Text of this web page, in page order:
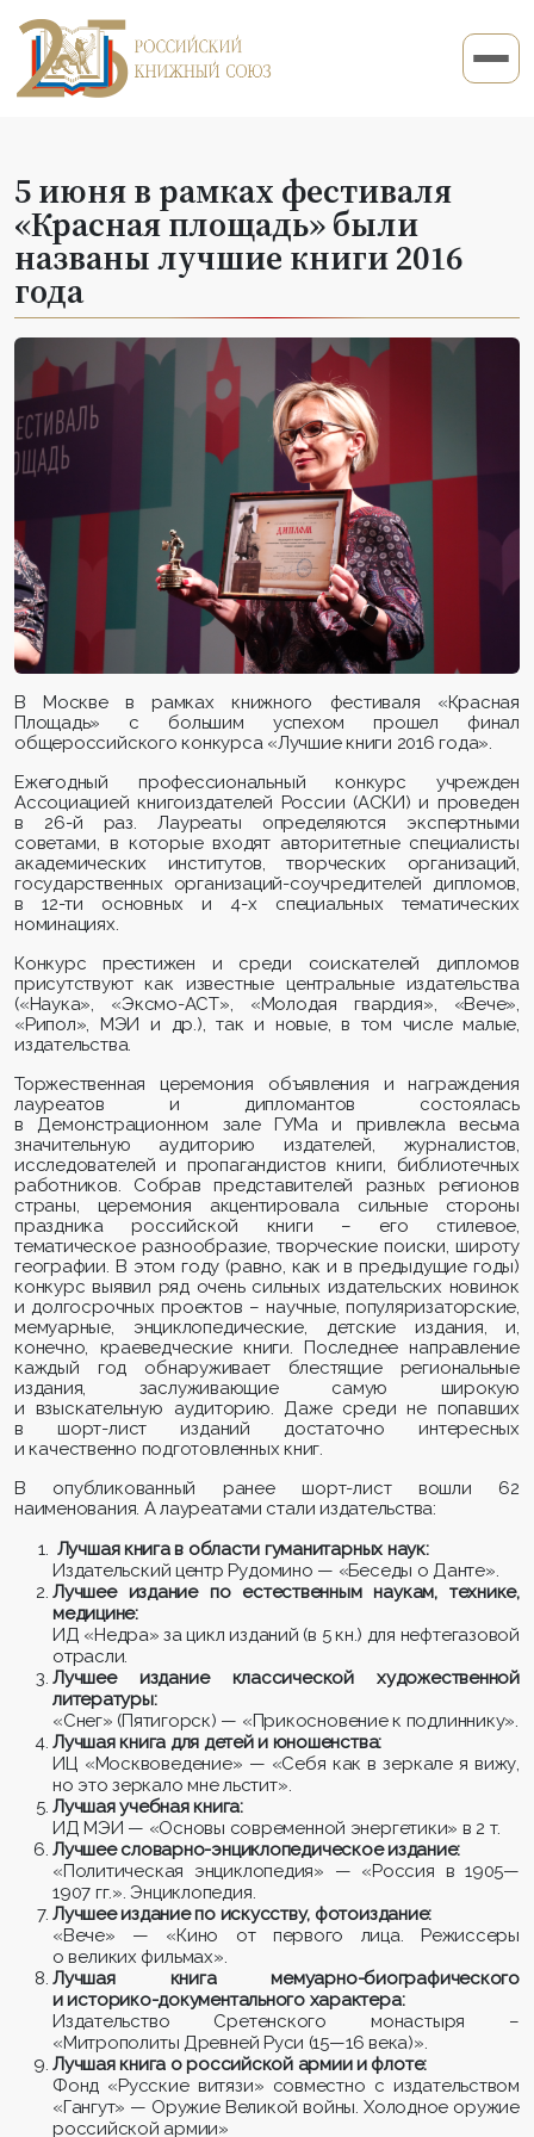
5 июня в рамках фестиваля
«Красная площадь» были
названы лучшие книги 2016
года
В Москве в рамках книжного фестиваля «Красная
Площадь» с большим успехом прошел финал
общероссийского конкурса «Лучшие книги 2016 года».
Ежегодный профессиональный конкурс учрежден
Ассоциацией книгоиздателей России (АСКИ) и проведен
в 26-й раз. Лауреаты определяются экспертными
советами, в которые входят авторитетные специалисты
академических институтов, творческих организаций,
государственных организаций-соучредителей дипломов,
в 12-ти основных и 4-х специальных тематических
номинациях.
Конкурс престижен и среди соискателей дипломов
присутствуют как известные центральные издательства
(«Наука», «Эксмо-АСТ», «Молодая гвардия», «Вече»,
«Рипол», МЭИ и др.), так и новые, в том числе малые,
издательства.
Торжественная церемония объявления и награждения
лауреатов и дипломантов состоялась
в Демонстрационном зале ГУМа и привлекла весьма
значительную аудиторию издателей, журналистов,
исследователей и пропагандистов книги, библиотечных
работников. Собрав представителей разных регионов
страны, церемония акцентировала сильные стороны
праздника российской книги – его стилевое,
тематическое разнообразие, творческие поиски, широту
географии. В этом году (равно, как и в предыдущие годы)
конкурс выявил ряд очень сильных издательских новинок
и долгосрочных проектов – научные, популяризаторские,
мемуарные, энциклопедические, детские издания, и,
конечно, краеведческие книги. Последнее направление
каждый год обнаруживает блестящие региональные
издания, заслуживающие самую широкую
и взыскательную аудиторию. Даже среди не попавших
в шорт-лист изданий достаточно интересных
и качественно подготовленных книг.
В опубликованный ранее шорт-лист вошли 62
наименования. А лауреатами стали издательства:
Лучшая книга в области гуманитарных наук:
Издательский центр Рудомино — «Беседы о Данте».
Лучшее издание по естественным наукам, технике,
медицине:
ИД «Недра» за цикл изданий (в 5 кн.) для нефтегазовой
отрасли.
Лучшее издание классической художественной
литературы:
«Снег» (Пятигорск) — «Прикосновение к подлиннику».
Лучшая книга для детей и юношенства:
ИЦ «Москвоведение» — «Себя как в зеркале я вижу,
но это зеркало мне льстит».
Лучшая учебная книга:
ИД МЭИ — «Основы современной энергетики» в 2 т.
Лучшее словарно-энциклопедическое издание:
«Политическая энциклопедия» — «Россия в 1905—
1907 гг.». Энциклопедия.
Лучшее издание по искусству, фотоиздание:
«Вече» — «Кино от первого лица. Режиссеры
о великих фильмах».
Лучшая книга мемуарно-биографического
и историко-документального характера:
Издательство Сретенского монастыря –
«Митрополиты Древней Руси (15—16 века)».
Лучшая книга о российской армии и флоте:
Фонд «Русские витязи» совместно с издательством
«Гангут» — Оружие Великой войны. Холодное оружие
российской армии»